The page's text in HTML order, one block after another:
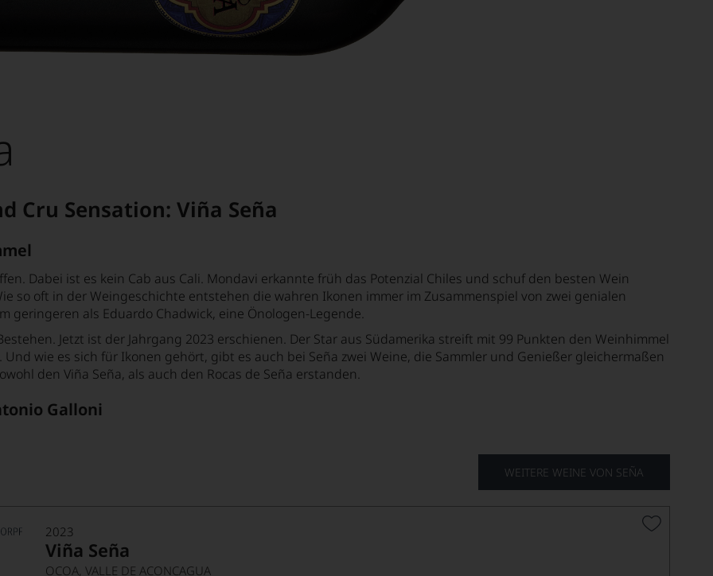
Cru Sensation: Viña Seña
Dabei ist es kein Cab aus Cali. Mondavi erkannte früh das Potenzial Chiles und schuf den besten Wein
so oft in der Weingeschichte entstehen die wahren Ikonen immer im Zusammenspiel von zwei genialen
geringeren als Eduardo Chadwick, eine Önologen-Legende.
Jetzt ist der Jahrgang 2023 erschienen. Der Star aus Südamerika streift mit 99 Punkten den Weinhimmel
wie es sich für Ikonen gehört, gibt es auch bei Seña zwei Weine, die Sammler und Genießer gleichermaßen
den Viña Seña, als auch den Rocas de Seña erstanden.
Galloni
2023
Viña Seña
OCOA, VALLE DE ACONCAGUA
WEITERE WEINE VON SEÑA